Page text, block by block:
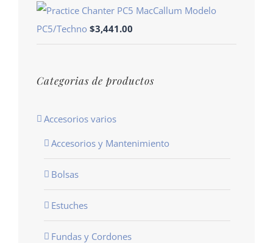
Modelo
PC5/Techno $3,441.00
Categorias de productos
Accesorios varios
Accesorios y Mantenimiento
Bolsas
Estuches
Fundas y Cordones